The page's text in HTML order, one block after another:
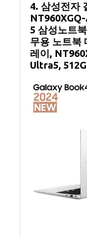
4. 삼성전자
5 삼성노트
무용 노트북
레이,
Ultra5,